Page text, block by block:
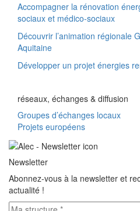
Accompagner la rénovation
sociaux et médico-sociaux
Découvrir l’animation régionale
Aquitaine
Développer un projet énergies
réseaux, échanges & diffusion
Groupes d’échanges locaux
Projets européens
Newsletter
Abonnez-vous à la newsletter et
actualité !